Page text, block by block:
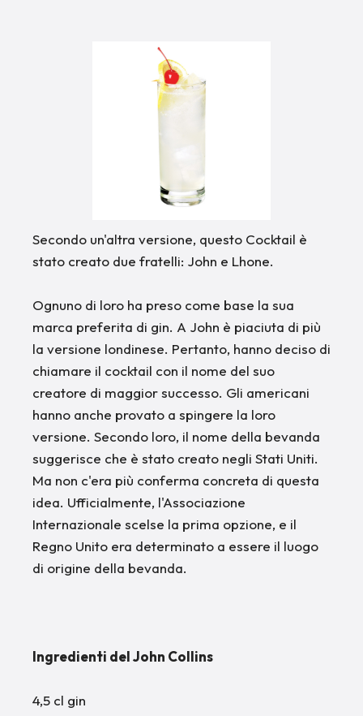
Secondo un'altra versione, questo Cocktail è
stato creato due fratelli: John e Lhone.
Ognuno di loro ha preso come base la sua
marca preferita di gin. A John è piaciuta di più
la versione londinese. Pertanto, hanno deciso di
chiamare il cocktail con il nome del suo
creatore di maggior successo. Gli americani
hanno anche provato a spingere la loro
versione. Secondo loro, il nome della bevanda
suggerisce che è stato creato negli Stati Uniti.
Ma non c'era più conferma concreta di questa
idea. Ufficialmente, l'Associazione
Internazionale scelse la prima opzione, e il
Regno Unito era determinato a essere il luogo
di origine della bevanda.
Ingredienti del John Collins
4,5 cl gin